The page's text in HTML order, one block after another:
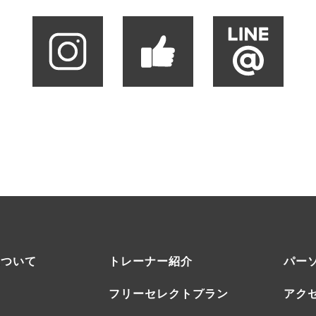
いて トレーナー紹介 パー
フリーセレクトプラン アク